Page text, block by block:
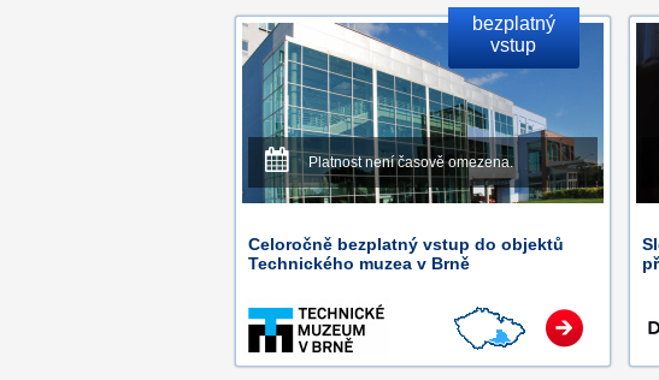
bezplatný
vstup
Platnost není časově omezena.
Celoročně bezplatný vstup do objektů
Technického muzea v Brně